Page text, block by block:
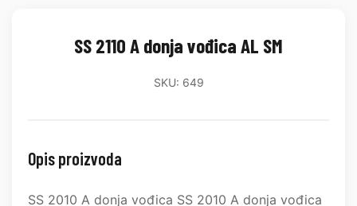
SS 2110 A donja vođica AL SM
SKU: 649
Opis proizvoda
SS 2010 A donja vođica SS 2010 A donja vođica